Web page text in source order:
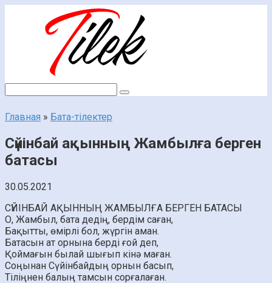
Главная » Бата-тілектер
Сүйінбай ақынның Жамбылға берген
батасы
30.05.2021
СҮЙІНБАЙ АҚЫННЫҢ ЖАМБЫЛҒА БЕРГЕН БАТАСЫ
О, Жамбыл, бата дедің, бердім саған,
Бақытты, өмірлі бол, жүргін аман.
Батасын ат орнына берді ғой деп,
Қоймағын былай шығып кінә маған.
Соңынан Сүйінбайдың орнын басып,
Тіліңнен балың тамсын сорғалаған.